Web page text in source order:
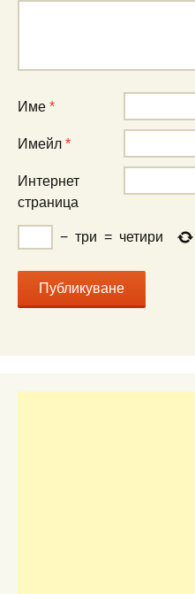
Име *
Имейл *
Интернет
страница
− три = четири